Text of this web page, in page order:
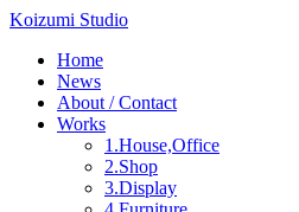
Koizumi Studio
Home
News
About / Contact
Works
1.House,Office
2.Shop
3.Display